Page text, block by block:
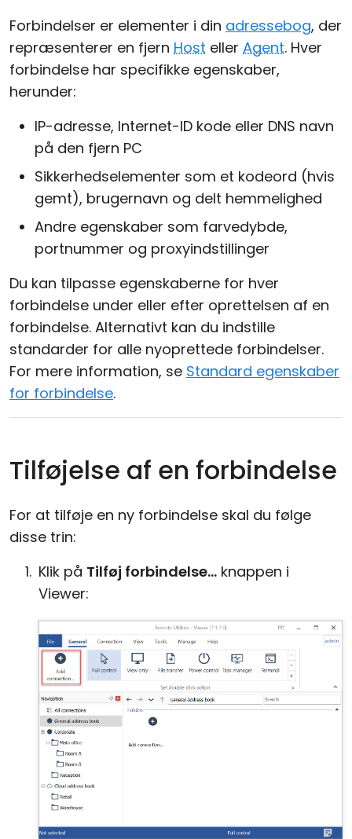
Forbindelser er elementer i din adressebog, der
repræsenterer en fjern Host eller Agent. Hver
forbindelse har specifikke egenskaber,
herunder:
IP-adresse, Internet-ID kode eller DNS navn
på den fjern PC
Sikkerhedselementer som et kodeord (hvis
gemt), brugernavn og delt hemmelighed
Andre egenskaber som farvedybde,
portnummer og proxyindstillinger
Du kan tilpasse egenskaberne for hver
forbindelse under eller efter oprettelsen af en
forbindelse. Alternativt kan du indstille
standarder for alle nyoprettede forbindelser.
For mere information, se Standard egenskaber
for forbindelse.
Tilføjelse af en forbindelse
For at tilføje en ny forbindelse skal du følge
disse trin:
Klik på Tilføj forbindelse... knappen i
Viewer:
Cloud og Lokalt